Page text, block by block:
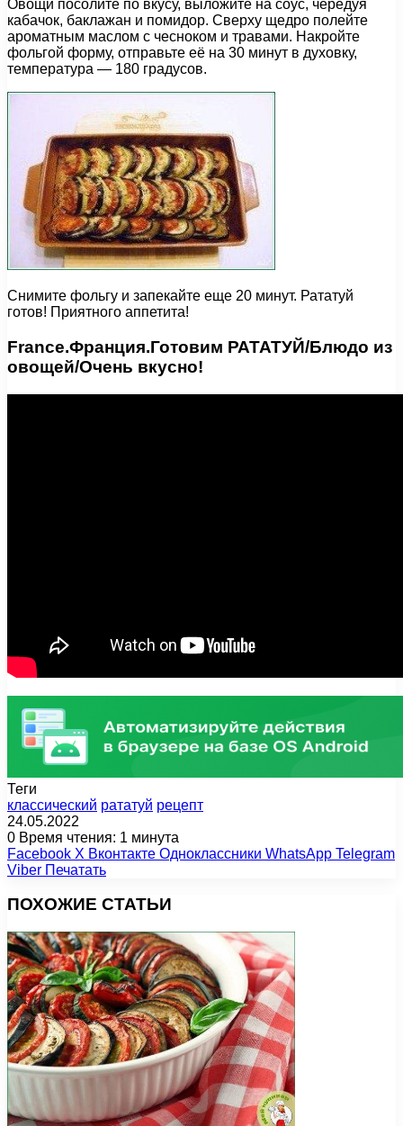
Овощи посолите по вкусу, выложите на соус, чередуя
кабачок, баклажан и помидор. Сверху щедро полейте
ароматным маслом с чесноком и травами. Накройте
фольгой форму, отправьте её на 30 минут в духовку,
температура — 180 градусов.
Снимите фольгу и запекайте еще 20 минут. Рататуй
готов! Приятного аппетита!
France.Франция.Готовим РАТАТУЙ/Блюдо из
овощей/Очень вкусно!
Теги
классический рататуй рецепт
24.05.2022
0 Время чтения: 1 минута
Facebook X Вконтакте Одноклассники WhatsApp Telegram
Viber Печатать
ПОХОЖИЕ СТАТЬИ